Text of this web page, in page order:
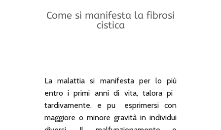
Come si manifesta la fibrosi
cistica
La malattia si manifesta per lo più
entro i primi anni di vita, talora pi
tardivamente, e pu esprimersi con
maggiore o minore gravità in individui